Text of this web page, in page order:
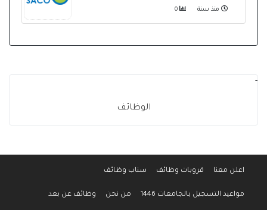
منذ سنة
-
الوظائف
اعلن معنا قروبات وظائف سناب وظائف
مواعيد التسجيل بالجامعات 1446 من نحن وظائف عن بعد